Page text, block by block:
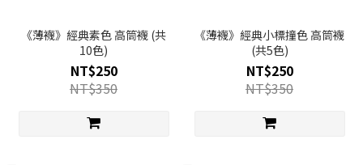
《薄襪》經典素色 高筒襪 (共
10色)
NT$250
NT$350
《薄襪》經典小標撞色 高筒襪
(共5色)
NT$250
NT$350